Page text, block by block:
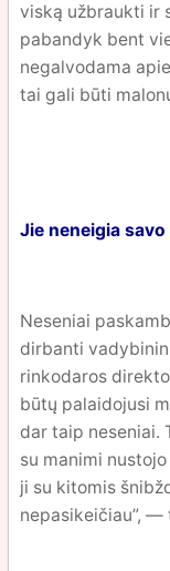
viską užbraukti ir
pabandyk bent
negalvodama
tai gali būti
Jie neneigia
Neseniai
dirbanti
rinkodaros
būtų palaidojusi
dar taip neseniai.
su manimi
ji su kitomis
nepasikeičiau”, —